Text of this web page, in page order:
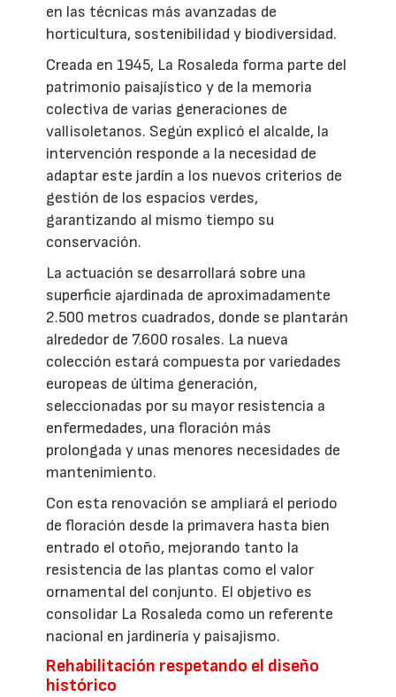
en las técnicas más avanzadas de
horticultura, sostenibilidad y biodiversidad.
Creada en 1945, La Rosaleda forma parte del
patrimonio paisajístico y de la memoria
colectiva de varias generaciones de
vallisoletanos. Según explicó el alcalde, la
intervención responde a la necesidad de
adaptar este jardín a los nuevos criterios de
gestión de los espacios verdes,
garantizando al mismo tiempo su
conservación.
La actuación se desarrollará sobre una
superficie ajardinada de aproximadamente
2.500 metros cuadrados, donde se plantarán
alrededor de 7.600 rosales. La nueva
colección estará compuesta por variedades
europeas de última generación,
seleccionadas por su mayor resistencia a
enfermedades, una floración más
prolongada y unas menores necesidades de
mantenimiento.
Con esta renovación se ampliará el periodo
de floración desde la primavera hasta bien
entrado el otoño, mejorando tanto la
resistencia de las plantas como el valor
ornamental del conjunto. El objetivo es
consolidar La Rosaleda como un referente
nacional en jardinería y paisajismo.
Rehabilitación respetando el diseño
histórico